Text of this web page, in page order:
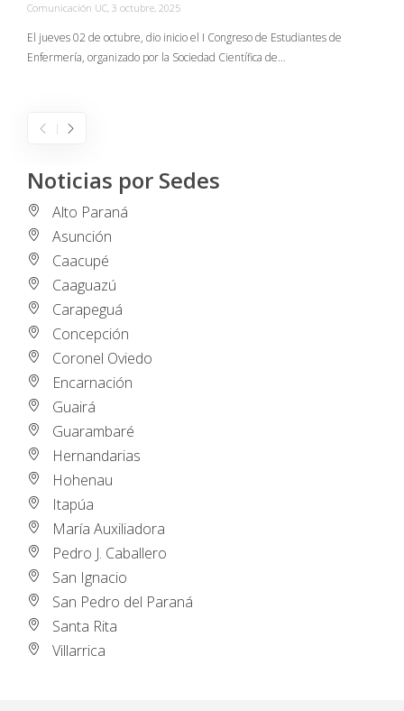
Comunicación UC, 3 octubre, 2025
El jueves 02 de octubre, dio inicio el I Congreso de Estudiantes de
Enfermería, organizado por la Sociedad Científica de…
Noticias por Sedes
Alto Paraná
Asunción
Caacupé
Caaguazú
Carapeguá
Concepción
Coronel Oviedo
Encarnación
Guairá
Guarambaré
Hernandarias
Hohenau
Itapúa
María Auxiliadora
Pedro J. Caballero
San Ignacio
San Pedro del Paraná
Santa Rita
Villarrica